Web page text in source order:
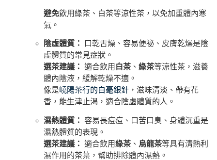
避免飲用綠茶、白茶等涼性茶，以免加重體內寒
氣。
陰虛體質：
口乾舌燥、容易便祕、皮膚乾燥是陰
虛體質的常見症狀。
選茶建議： 適合飲用 白茶、 綠茶等涼性茶，滋養
體內陰液，緩解乾燥不適。
像是嶢陽茶行的白毫銀針 ，滋味清淡、帶有花
香，能生津止渴，適合陰虛體質的人。
濕熱體質：
容易長痘痘、口苦口臭、身體沉重是
濕熱體質的表現。
選茶建議： 適合飲用綠茶、 烏龍茶等具有清熱利
濕作用的茶葉，幫助排除體內濕熱。